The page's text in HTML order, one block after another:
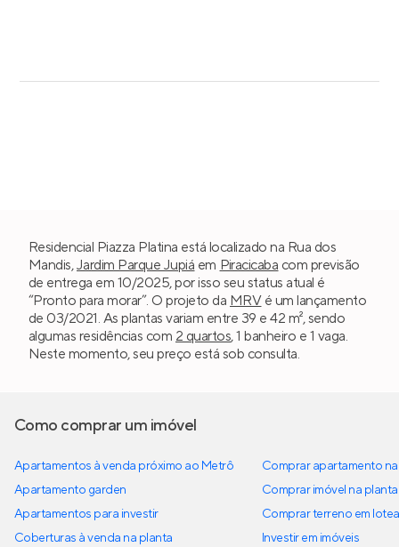
Residencial Piazza Platina está localizado na Rua dos
Mandis,Jardim Parque Jupiá em Piracicaba com previsão
de entrega em 10/2025, por isso seu status atual é
“Pronto para morar”. O projeto da MRVé um lançamento
de 03/2021. As plantas variam entre 39 e 42 m², sendo
algumas residências com 2 quartos, 1 banheiro e 1 vaga.
Neste momento, seu preço está sob consulta.
Como comprar um imóvel
Apartamentos à venda próximo ao Metrô
Apartamento garden
Apartamentos para investir
Coberturas à venda na planta
Comprar apartamento
Comprar imóvel na planta
Comprar terreno em
Investir em imóveis